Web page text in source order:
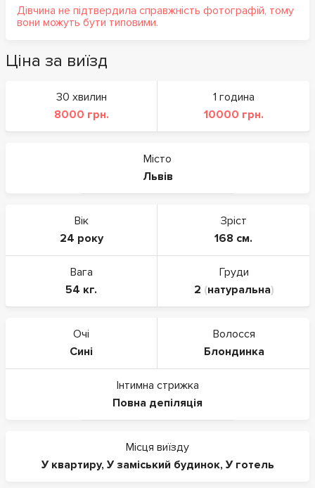
Дівчина не підтвердила справжність фотографій, тому
вони можуть бути типовими.
Ціна за виїзд
30 хвилин
8000 грн.
1 година
10000 грн.
Місто
Львів
Вік
24 року
Зріст
168 см.
Вага
54 кг.
Груди
2 (натуральна)
Очі
Сині
Волосся
Блондинка
Інтимна стрижка
Повна депіляція
Місця виїзду
У квартиру, У заміський будинок, У готель